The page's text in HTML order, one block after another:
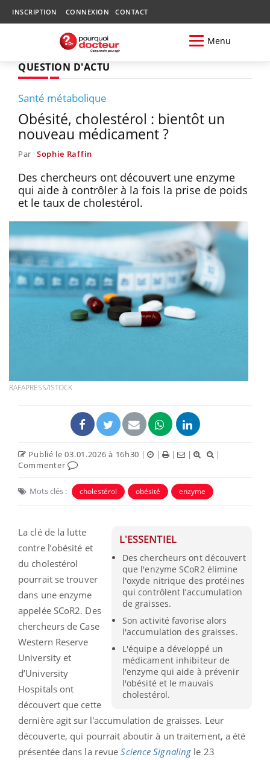
INSCRIPTION CONNEXION CONTACT
Menu
QUESTION D'ACTU
Santé métabolique
Obésité, cholestérol : bientôt un
nouveau médicament ?
Par Sophie Raffin
Des chercheurs ont découvert une enzyme
qui aide à contrôler à la fois la prise de poids
et le taux de cholestérol.
RAFAPRESS/ISTOCK
Publié le 03.01.2026 à 16h30 | | | |
|
Commenter
Mots clés : cholestérol obésité enzyme
L'ESSENTIEL
Des chercheurs ont découvert
que l'enzyme SCoR2 élimine
l'oxyde nitrique des protéines
qui contrôlent l’accumulation
de graisses.
Son activité favorise alors
l'accumulation des graisses.
L'équipe a développé un
médicament inhibiteur de
l'enzyme qui aide à prévenir
l'obésité et le mauvais
cholestérol.
La clé de la lutte
contre l’obésité et
du cholestérol
pourrait se trouver
dans une enzyme
appelée SCoR2. Des
chercheurs de Case
Western Reserve
University et
d’University
Hospitals ont
découvert que cette
dernière agit sur l'accumulation de graisses. Leur
découverte, qui pourrait aboutir à un traitement, a été
présentée dans la revueScience Signaling le 23